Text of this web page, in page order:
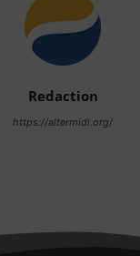
Redaction
https://altermidi.org/